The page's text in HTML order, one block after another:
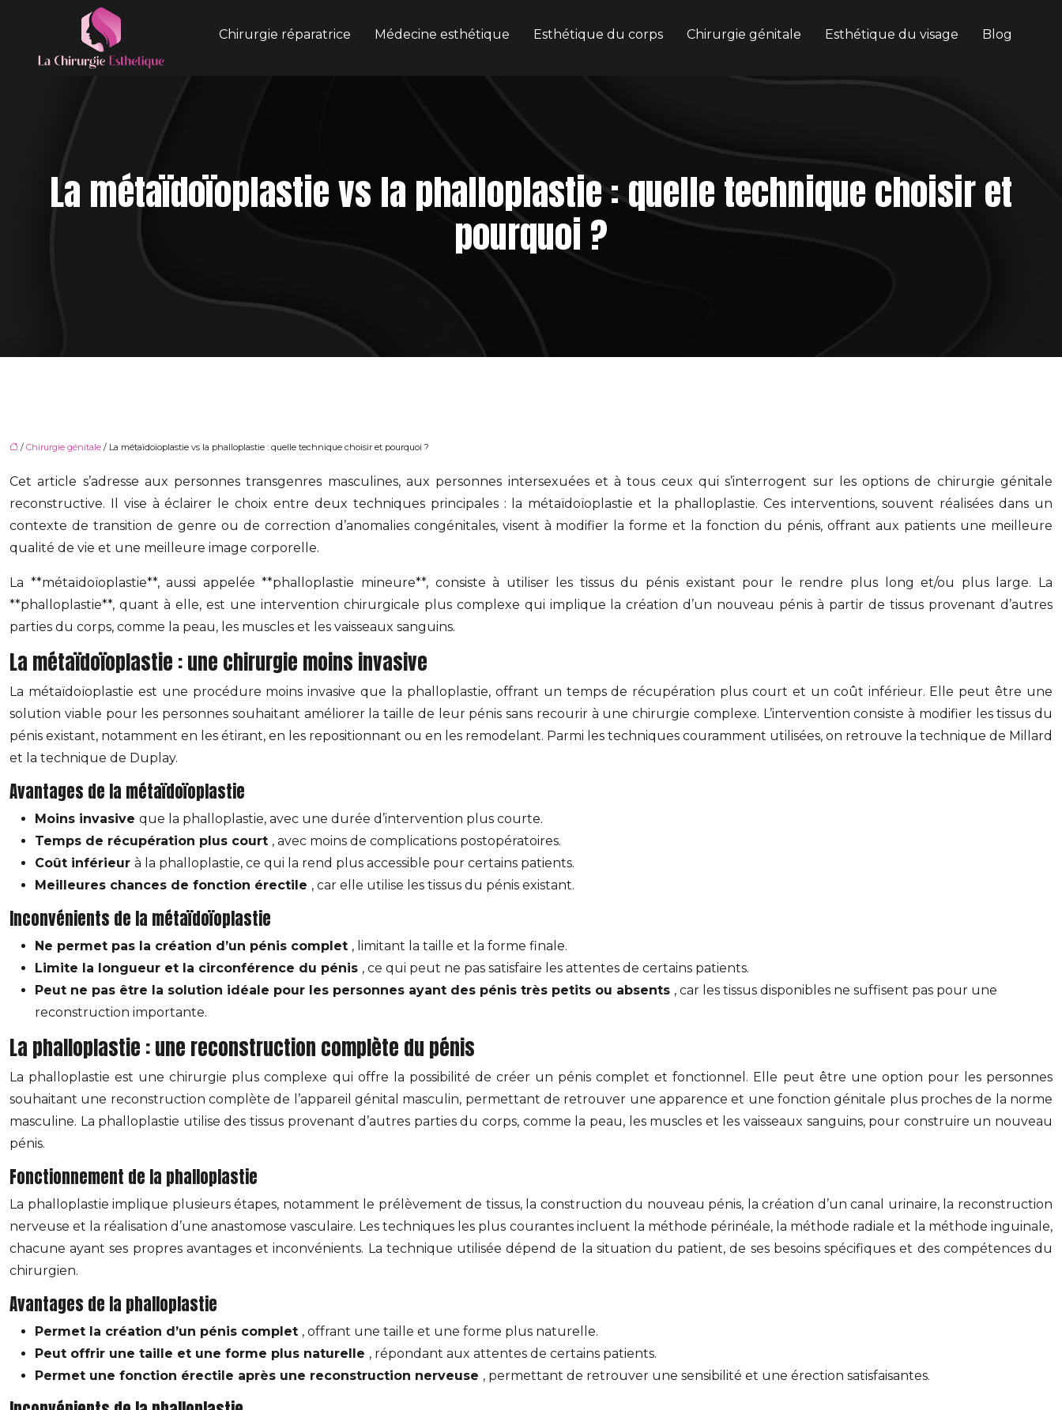
Chirurgie réparatrice Médecine esthétique Esthétique du corps Chirurgie génitale Esthétique du visage Blog
La métaïdoïoplastie vs la phalloplastie : quelle technique choisir et
pourquoi ?
/ Chirurgie génitale / La métaïdoïoplastie vs la phalloplastie : quelle technique choisir et pourquoi ?
Cet article s’adresse aux personnes transgenres masculines, aux personnes intersexuées et à tous ceux qui s’interrogent sur les options de chirurgie génitale
reconstructive. Il vise à éclairer le choix entre deux techniques principales : la métaïdoïoplastie et la phalloplastie. Ces interventions, souvent réalisées dans un
contexte de transition de genre ou de correction d’anomalies congénitales, visent à modifier la forme et la fonction du pénis, offrant aux patients une meilleure
qualité de vie et une meilleure image corporelle.
La **métaïdoïoplastie**, aussi appelée **phalloplastie mineure**, consiste à utiliser les tissus du pénis existant pour le rendre plus long et/ou plus large. La
**phalloplastie**, quant à elle, est une intervention chirurgicale plus complexe qui implique la création d’un nouveau pénis à partir de tissus provenant d’autres
parties du corps, comme la peau, les muscles et les vaisseaux sanguins.
La métaïdoïoplastie : une chirurgie moins invasive
La métaïdoïoplastie est une procédure moins invasive que la phalloplastie, offrant un temps de récupération plus court et un coût inférieur. Elle peut être une
solution viable pour les personnes souhaitant améliorer la taille de leur pénis sans recourir à une chirurgie complexe. L’intervention consiste à modifier les tissus du
pénis existant, notamment en les étirant, en les repositionnant ou en les remodelant. Parmi les techniques couramment utilisées, on retrouve la technique de Millard
et la technique de Duplay.
Avantages de la métaïdoïoplastie
Moins invasive que la phalloplastie, avec une durée d’intervention plus courte.
Temps de récupération plus court , avec moins de complications postopératoires.
Coût inférieur à la phalloplastie, ce qui la rend plus accessible pour certains patients.
Meilleures chances de fonction érectile , car elle utilise les tissus du pénis existant.
Inconvénients de la métaïdoïoplastie
Ne permet pas la création d’un pénis complet , limitant la taille et la forme finale.
Limite la longueur et la circonférence du pénis , ce qui peut ne pas satisfaire les attentes de certains patients.
Peut ne pas être la solution idéale pour les personnes ayant des pénis très petits ou absents , car les tissus disponibles ne suffisent pas pour une
reconstruction importante.
La phalloplastie : une reconstruction complète du pénis
La phalloplastie est une chirurgie plus complexe qui offre la possibilité de créer un pénis complet et fonctionnel. Elle peut être une option pour les personnes
souhaitant une reconstruction complète de l’appareil génital masculin, permettant de retrouver une apparence et une fonction génitale plus proches de la norme
masculine. La phalloplastie utilise des tissus provenant d’autres parties du corps, comme la peau, les muscles et les vaisseaux sanguins, pour construire un nouveau
pénis.
Fonctionnement de la phalloplastie
La phalloplastie implique plusieurs étapes, notamment le prélèvement de tissus, la construction du nouveau pénis, la création d’un canal urinaire, la reconstruction
nerveuse et la réalisation d’une anastomose vasculaire. Les techniques les plus courantes incluent la méthode périnéale, la méthode radiale et la méthode inguinale,
chacune ayant ses propres avantages et inconvénients. La technique utilisée dépend de la situation du patient, de ses besoins spécifiques et des compétences du
chirurgien.
Avantages de la phalloplastie
Permet la création d’un pénis complet , offrant une taille et une forme plus naturelle.
Peut offrir une taille et une forme plus naturelle , répondant aux attentes de certains patients.
Permet une fonction érectile après une reconstruction nerveuse , permettant de retrouver une sensibilité et une érection satisfaisantes.